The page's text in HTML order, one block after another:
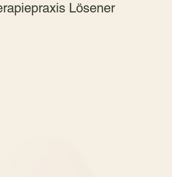
Lösener